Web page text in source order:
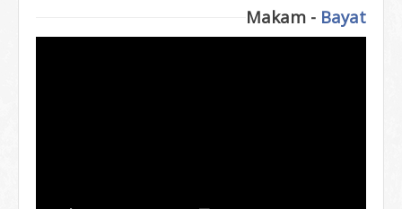
Makam - Bayat